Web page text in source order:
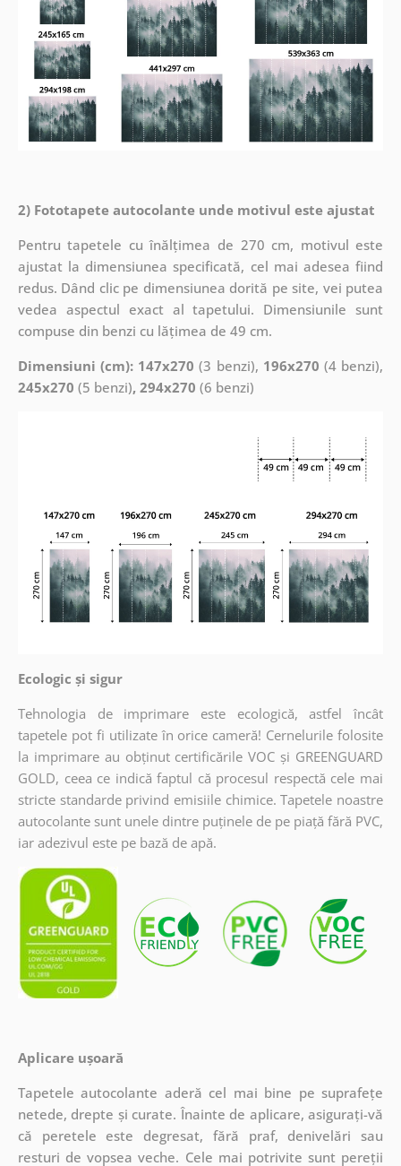
2) Fototapete autocolante unde motivul este ajustat
Pentru tapetele cu înălțimea de 270 cm, motivul este
ajustat la dimensiunea specificată, cel mai adesea fiind
redus. Dând clic pe dimensiunea dorită pe site, vei putea
vedea aspectul exact al tapetului. Dimensiunile sunt
compuse din benzi cu lățimea de 49 cm.
Dimensiuni (cm): 147x270 (3 benzi), 196x270 (4 benzi),
245x270 (5 benzi), 294x270 (6 benzi)
Ecologic și sigur
Tehnologia de imprimare este ecologică, astfel încât
tapetele pot fi utilizate în orice cameră! Cernelurile folosite
la imprimare au obținut certificările VOC și GREENGUARD
GOLD, ceea ce indică faptul că procesul respectă cele mai
stricte standarde privind emisiile chimice. Tapetele noastre
autocolante sunt unele dintre puținele de pe piață fără PVC,
iar adezivul este pe bază de apă.
Aplicare ușoară
Tapetele autocolante aderă cel mai bine pe suprafețe
netede, drepte și curate. Înainte de aplicare, asigurați-vă
că peretele este degresat, fără praf, denivelări sau
resturi de vopsea veche. Cele mai potrivite sunt pereții